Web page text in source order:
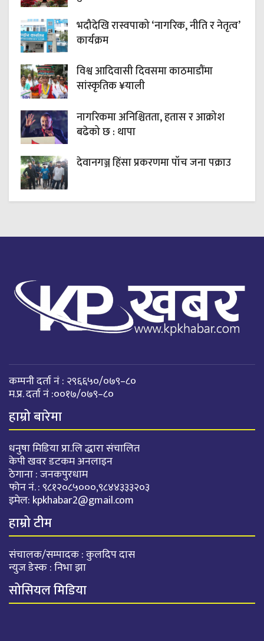
भदौदेखि रास्वपाको ‘नागरिक, नीति र नेतृत्व’
कार्यक्रम
विश्व आदिवासी दिवसमा काठमाडौंमा
सांस्कृतिक ¥याली
नागरिकमा अनिश्चितता, हतास र आक्रोश
बढेको छ : थापा
देवानगञ्ज हिंसा प्रकरणमा पाँच जना पक्राउ
कम्पनी दर्ता नं : २९६६५०/०७९–८०
म.प्र. दर्ता नं :००१७/०७९–८०
हाम्रो बारेमा
धनुषा मिडिया प्रा.लि द्धारा संचालित
केपी खवर डटकम अनलाइन
ठेगाना : जनकपुरधाम
फोन नं. : ९८१२०८५०००,९८४४३३३२०३
इमेल: kpkhabar2@gmail.com
हाम्रो टीम
संचालक/सम्पादक : कुलदिप दास
न्युज डेस्क : निभा झा
सोसियल मिडिया